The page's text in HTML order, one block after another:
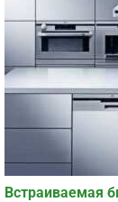
Встраиваемая